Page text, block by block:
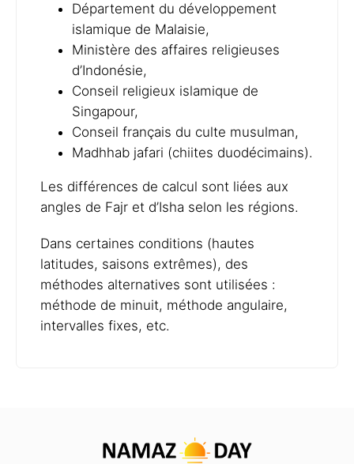
Département du développement
islamique de Malaisie,
Ministère des affaires religieuses
d’Indonésie,
Conseil religieux islamique de
Singapour,
Conseil français du culte musulman,
Madhhab jafari (chiites duodécimains).
Les différences de calcul sont liées aux
angles de Fajr et d’Isha selon les régions.
Dans certaines conditions (hautes
latitudes, saisons extrêmes), des
méthodes alternatives sont utilisées :
méthode de minuit, méthode angulaire,
intervalles fixes, etc.